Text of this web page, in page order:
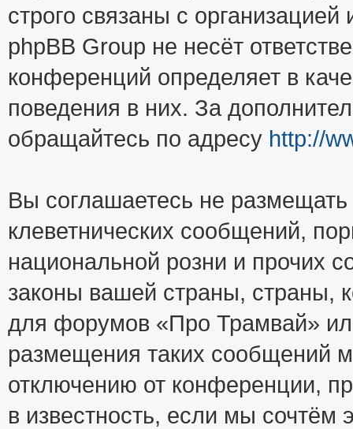
строго связаны с
phpBB Group не несёт
конференций определяет в
поведения в них. За
обращайтесь по адресу http://
Вы соглашаетесь не
клеветнических сообщений,
национальной розни и прочих
законы вашей страны, страны,
для форумов «Про Трамвай»
размещения таких сообщений
отключению от конференции,
в известность, если мы